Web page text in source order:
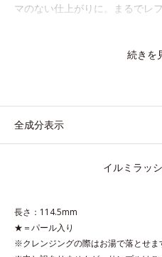
マのない仕上がりに。まるでレ
上がりが楽しめる2wayブラシ
フタイプながら、お湯だけで簡
●無香料 ●酸化しやすい油分不使
のないツヤのあるまつ毛を叶え
プ ●加水分解シルク配合＝まつ毛
※アレルギーテスト済＝全ての方
続きを
全成分表示
イルミラッ
長さ：114.5mm
★＝パール入り
※クレンジングの際はお湯で落とせま